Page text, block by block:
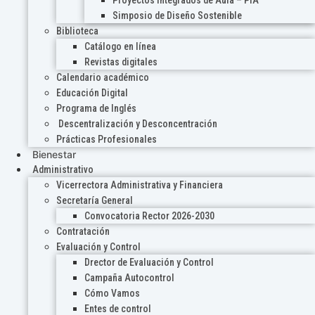
Simposio de Diseño Sostenible
Biblioteca
Catálogo en línea
Revistas digitales
Calendario académico
Educación Digital
Programa de Inglés
Descentralización y Desconcentración
Prácticas Profesionales
Bienestar
Administrativo
Vicerrectora Administrativa y Financiera
Secretaría General
Convocatoria Rector 2026-2030
Contratación
Evaluación y Control
Drector de Evaluación y Control
Campaña Autocontrol
Cómo Vamos
Entes de control